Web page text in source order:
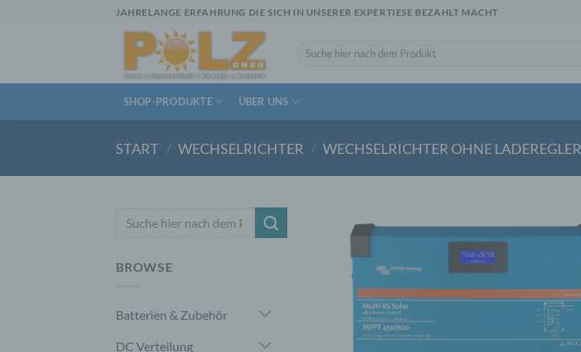
JAHRELANGE ERFAHRUNG DIE SICH IN UNSERER EXPERTIESE BEZAHLT MACHT
Suchen
SHOP-PRODUKTE ÜBER UNS
START / WECHSELRICHTER / WECHSELRICHTER OHNE LADEREGLER
BROWSE
Batterien & Zubehör
DC Verteilung